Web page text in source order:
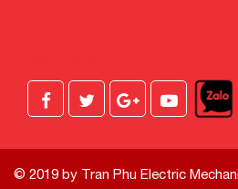
© 2019 by Tran Phu Electric